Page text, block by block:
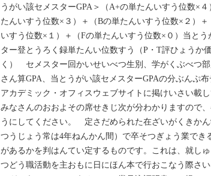
うがい該セメスターGPA＞（A+の単たんいすう位数×
たんいすう位数×３）＋（Bの単たんいすう位数×２）＋
いすう位数×１）＋（Fの単たんいすう位数×０）当とう
ター登とうろく録単たんい位数すう（P・T評ひょうか
く） セメスター回かいせいべつ生別、学がくぶべつ部
さん算GPA、当とうがい該セメスターGPAの分ぶんぷ布
アカデミック・オフィスウェブサイトに掲けいさい載し
みなさんのおおよその席せきじ次が分わかりますので
うにしてください。 定さだめられた在ざいがくきかん
つうじょう常は4年ねんかん間）で卒そつぎょう業でき
があるかを判はんてい定するものです。これは、就し
つどう職活動を主おもに日にほん本で行おこなう際さ